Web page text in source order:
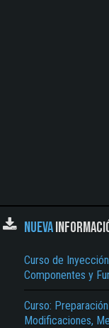
NUEVA
Curso de
Componentes y
Curso:
Modificaciones,